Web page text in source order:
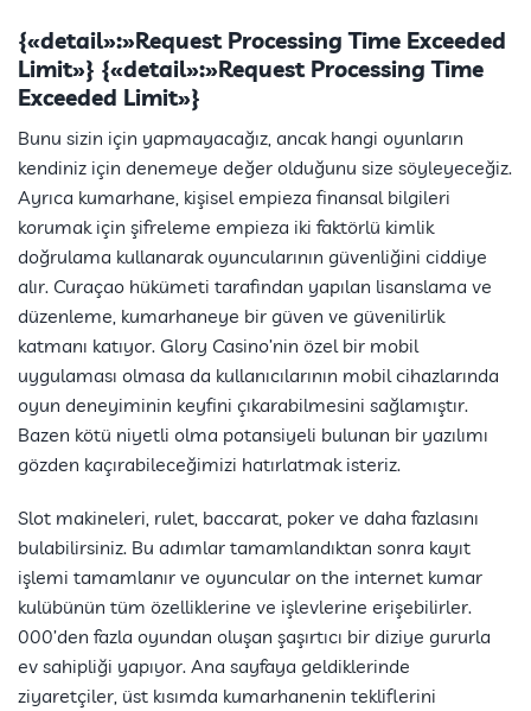
{«detail»:»Request Processing Time Exceeded
Limit»} {«detail»:»Request Processing Time
Exceeded Limit»}
Bunu sizin için yapmayacağız, ancak hangi oyunların
kendiniz için denemeye değer olduğunu size söyleyeceğiz.
Ayrıca kumarhane, kişisel empieza finansal bilgileri
korumak için şifreleme empieza iki faktörlü kimlik
doğrulama kullanarak oyuncularının güvenliğini ciddiye
alır. Curaçao hükümeti tarafından yapılan lisanslama ve
düzenleme, kumarhaneye bir güven ve güvenilirlik
katmanı katıyor. Glory Casino’nin özel bir mobil
uygulaması olmasa da kullanıcılarının mobil cihazlarında
oyun deneyiminin keyfini çıkarabilmesini sağlamıştır.
Bazen kötü niyetli olma potansiyeli bulunan bir yazılımı
gözden kaçırabileceğimizi hatırlatmak isteriz.
Slot makineleri, rulet, baccarat, poker ve daha fazlasını
bulabilirsiniz. Bu adımlar tamamlandıktan sonra kayıt
işlemi tamamlanır ve oyuncular on the internet kumar
kulübünün tüm özelliklerine ve işlevlerine erişebilirler.
000’den fazla oyundan oluşan şaşırtıcı bir diziye gururla
ev sahipliği yapıyor. Ana sayfaya geldiklerinde
ziyaretçiler, üst kısımda kumarhanenin tekliflerini